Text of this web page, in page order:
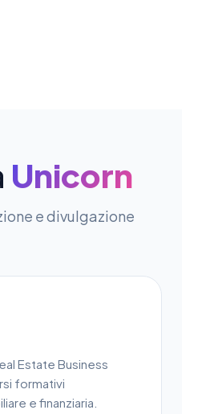
Unicorn
e divulgazione
Estate Business
formativi
e finanziaria.